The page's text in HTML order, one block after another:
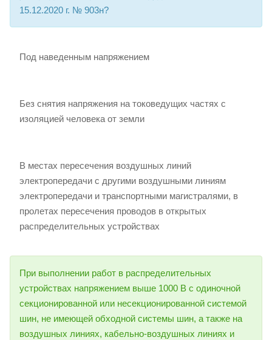
15.12.2020 г. № 903н?
Под наведенным напряжением
Без снятия напряжения на токоведущих частях с
изоляцией человека от земли
В местах пересечения воздушных линий
электропередачи с другими воздушными линиям
электропередачи и транспортными магистралями, в
пролетах пересечения проводов в открытых
распределительных устройствах
При выполнении работ в распределительных
устройствах напряжением выше 1000 В с одиночной
секционированной или несекционированной системой
шин, не имеющей обходной системы шин, а также на
воздушных линиях, кабельно-воздушных линиях и